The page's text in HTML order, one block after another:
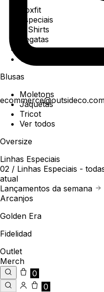
Boxfit
Especiais
T-Shirts
Regatas
Polo
Ver todos
Blusas
Moletons
Jaquetas
Tricot
Ver todos
Oversize
Linhas Especiais
02 / Linhas Especiais -
atual
Lançamentos da semana
Arcanjos
Golden Era
Fidelidad
Outlet
Merch
0
0